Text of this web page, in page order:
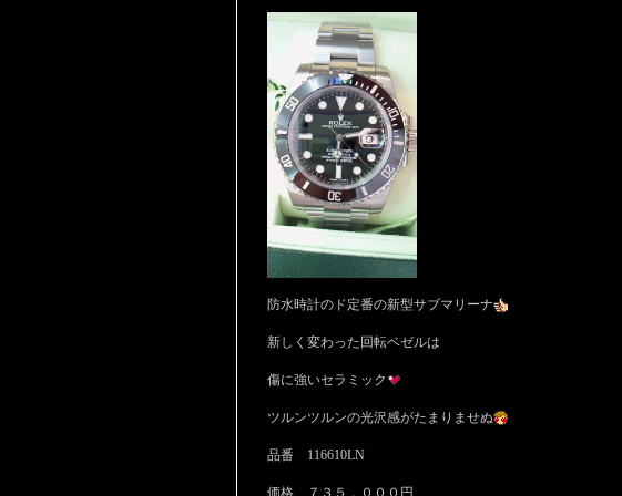
防水時計のド定番の新型サブマリーナ
新しく変わった回転ベゼルは
傷に強いセラミック
ツルンツルンの光沢感がたまりませぬ
品番 116610LN
価格 ７３５，０００円